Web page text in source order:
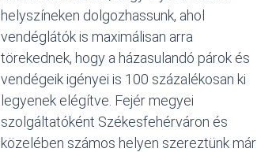
helyszíneken dolgozhassunk, ahol
vendéglátók is maximálisan arra
törekednek, hogy a házasulandó párok és
vendégeik igényei is 100 százalékosan ki
legyenek elégítve. Fejér megyei
szolgáltatóként Székesfehérváron és
közelében számos helyen szereztünk már